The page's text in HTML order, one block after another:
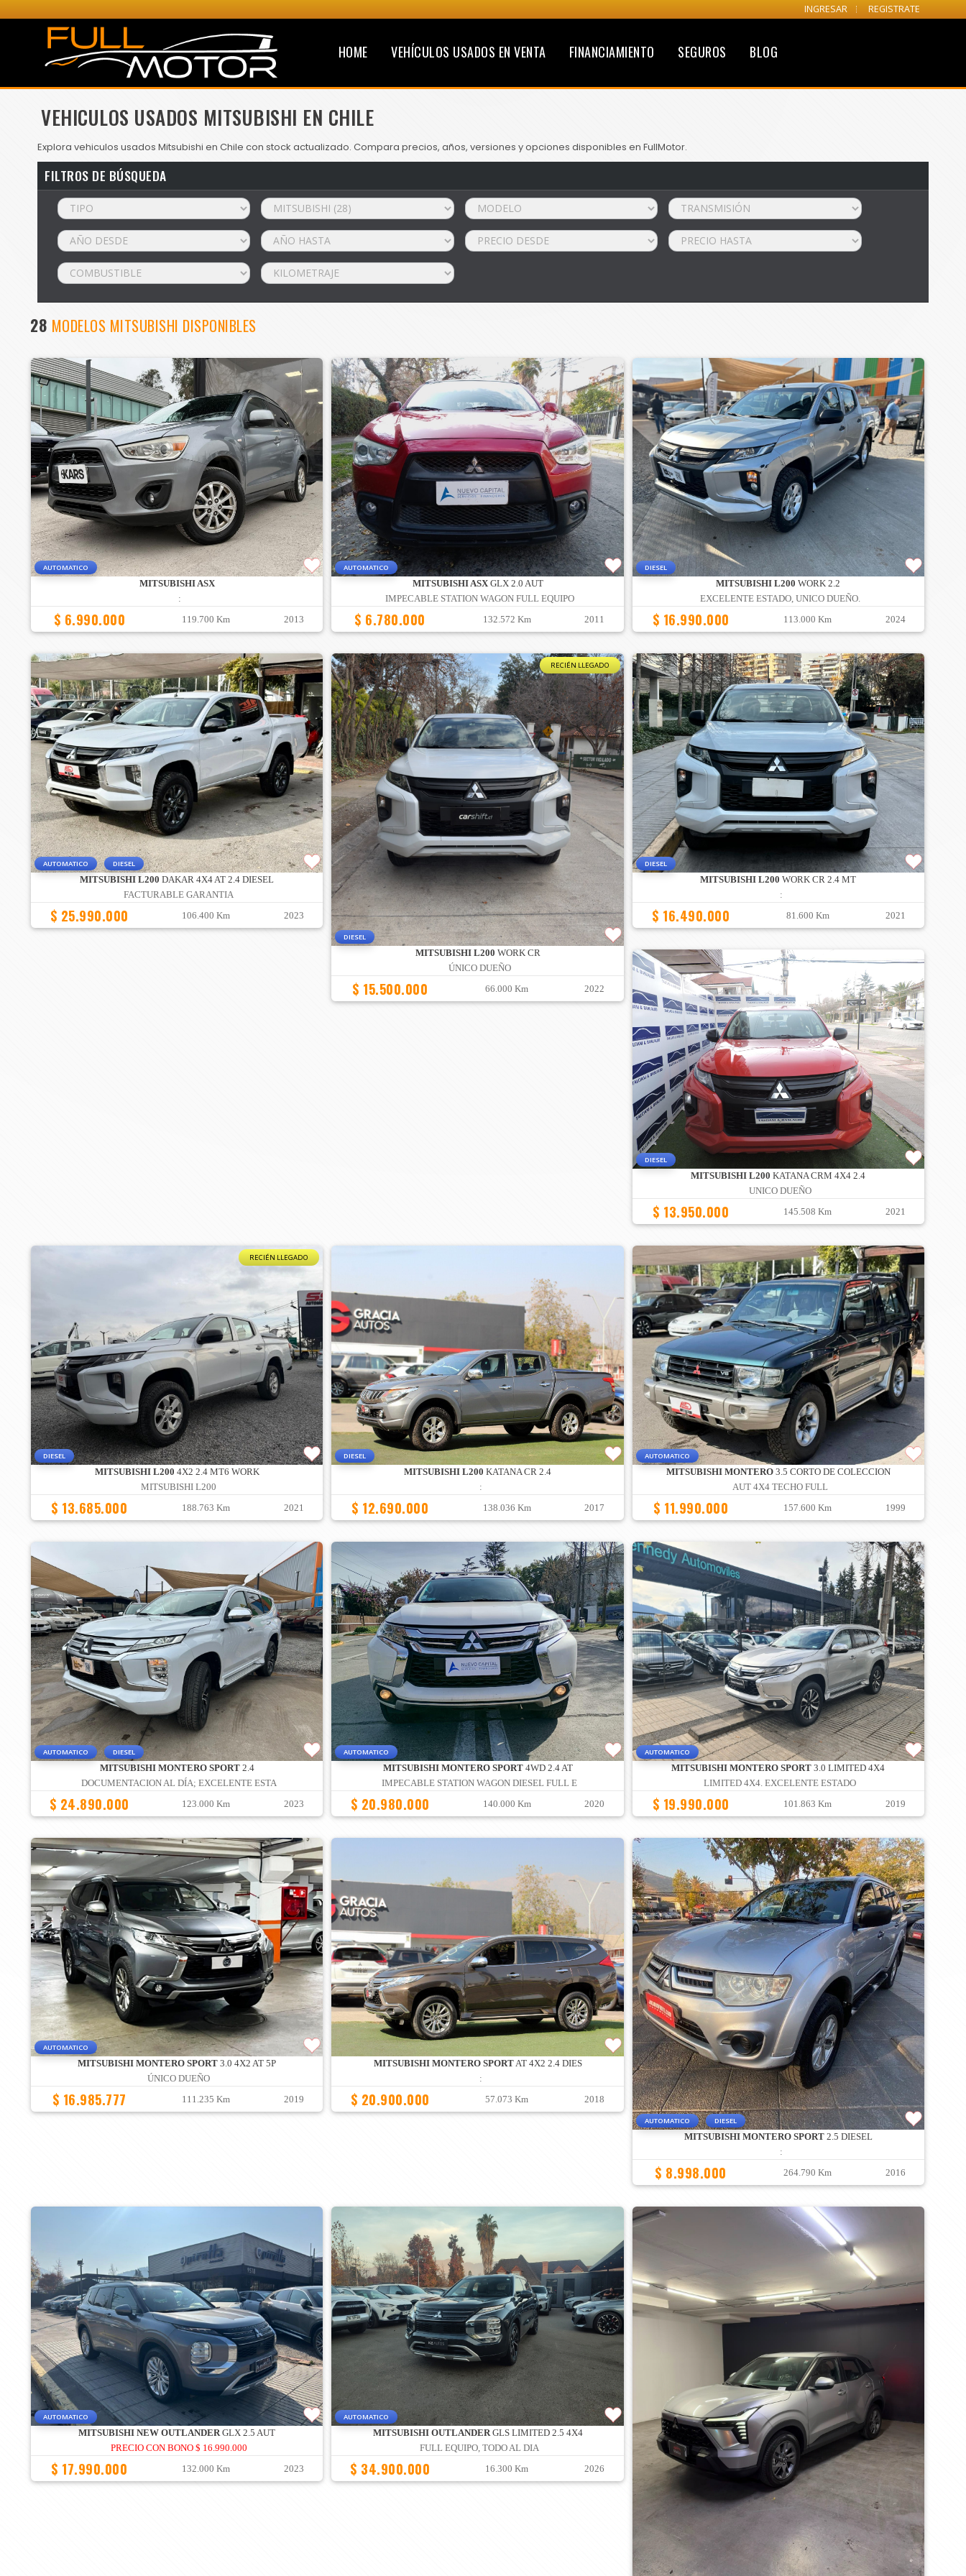
INGRESAR REGISTRATE
HOME VEHÍCULOS USADOS EN VENTA FINANCIAMIENTO SEGUROS BLOG
VEHICULOS USADOS MITSUBISHI EN CHILE
Explora vehiculos usados Mitsubishi en Chile con stock actualizado. Compara precios, años, versiones y opciones disponibles en FullMotor.
FILTROS DE BÚSQUEDA
28 MODELOS MITSUBISHI DISPONIBLES
AUTOMATICO
MITSUBISHI ASX
:
$ 6.990.000 119.700 Km 2013
AUTOMATICO
MITSUBISHI ASXGLX 2.0 AUT
IMPECABLE STATION WAGON FULL EQUIPO
$ 6.780.000 132.572 Km 2011
DIESEL
MITSUBISHI L200 WORK 2.2
EXCELENTE ESTADO, UNICO DUEÑO.
$ 16.990.000 113.000 Km 2024
AUTOMATICO DIESEL
MITSUBISHI L200 DAKAR 4X4 AT 2.4 DIESEL
FACTURABLE GARANTIA
$ 25.990.000 106.400 Km 2023
RECIÉN LLEGADO
DIESEL
MITSUBISHI L200 WORK CR
ÚNICO DUEÑO
$ 15.500.000 66.000 Km 2022
DIESEL
MITSUBISHI L200 WORK CR 2.4 MT
:
$ 16.490.000 81.600 Km 2021
DIESEL
MITSUBISHI L200 KATANA CRM 4X4 2.4
UNICO DUEÑO
$ 13.950.000 145.508 Km 2021
RECIÉN LLEGADO
DIESEL
MITSUBISHI L200 4X2 2.4 MT6 WORK
MITSUBISHI L200
$ 13.685.000 188.763 Km 2021
DIESEL
MITSUBISHI L200 KATANA CR 2.4
:
$ 12.690.000 138.036 Km 2017
AUTOMATICO
MITSUBISHI MONTERO3.5 CORTO DE COLECCION
AUT 4X4 TECHO FULL
$ 11.990.000 157.600 Km 1999
AUTOMATICO DIESEL
MITSUBISHI MONTERO SPORT2.4
DOCUMENTACION AL DÍA; EXCELENTE ESTA
$ 24.890.000 123.000 Km 2023
AUTOMATICO
MITSUBISHI MONTERO SPORT4WD 2.4 AT
IMPECABLE STATION WAGON DIESEL FULL E
$ 20.980.000 140.000 Km 2020
AUTOMATICO
MITSUBISHI MONTERO SPORT 3.0 LIMITED 4X4
LIMITED 4X4. EXCELENTE ESTADO
$ 19.990.000 101.863 Km 2019
AUTOMATICO
MITSUBISHI MONTERO SPORT 3.0 4X2 AT 5P
ÚNICO DUEÑO
$ 16.985.777 111.235 Km 2019
MITSUBISHI MONTERO SPORTAT 4X2 2.4 DIES
:
$ 20.900.000 57.073 Km 2018
AUTOMATICO DIESEL
MITSUBISHI MONTERO SPORT2.5 DIESEL
:
$ 8.998.000 264.790 Km 2016
AUTOMATICO
MITSUBISHI NEW OUTLANDER GLX 2.5 AUT
PRECIO CON BONO $ 16.990.000
$ 17.990.000 132.000 Km 2023
AUTOMATICO
MITSUBISHI OUTLANDER GLS LIMITED 2.5 4X4
FULL EQUIPO, TODO AL DIA
$ 34.900.000 16.300 Km 2026